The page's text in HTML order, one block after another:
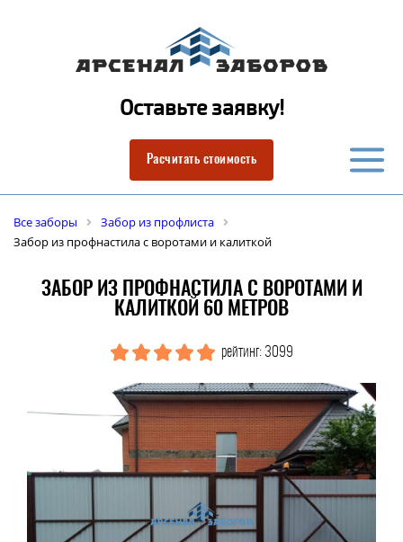
Оставьте заявку!
Расчитать стоимость
Все заборы
Забор из профлиста
Забор из профнастила с воротами и калиткой
ЗАБОР ИЗ ПРОФНАСТИЛА С ВОРОТАМИ И
КАЛИТКОЙ 60 МЕТРОВ
рейтинг: 3099